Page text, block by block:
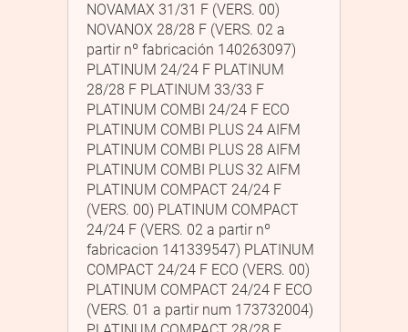
NOVAMAX 31/31 F (VERS. 00)
NOVANOX 28/28 F (VERS. 02 a
partir nº fabricación 140263097)
PLATINUM 24/24 F PLATINUM
28/28 F PLATINUM 33/33 F
PLATINUM COMBI 24/24 F ECO
PLATINUM COMBI PLUS 24 AIFM
PLATINUM COMBI PLUS 28 AIFM
PLATINUM COMBI PLUS 32 AIFM
PLATINUM COMPACT 24/24 F
(VERS. 00) PLATINUM COMPACT
24/24 F (VERS. 02 a partir nº
fabricacion 141339547) PLATINUM
COMPACT 24/24 F ECO (VERS. 00)
PLATINUM COMPACT 24/24 F ECO
(VERS. 01 a partir num 173732004)